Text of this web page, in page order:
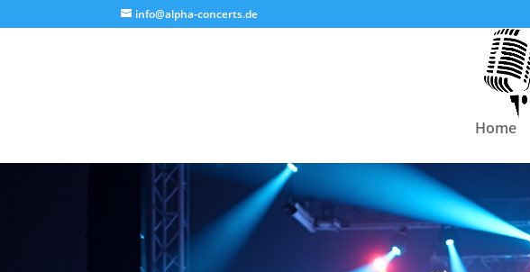
info@alpha-concerts.de
Home